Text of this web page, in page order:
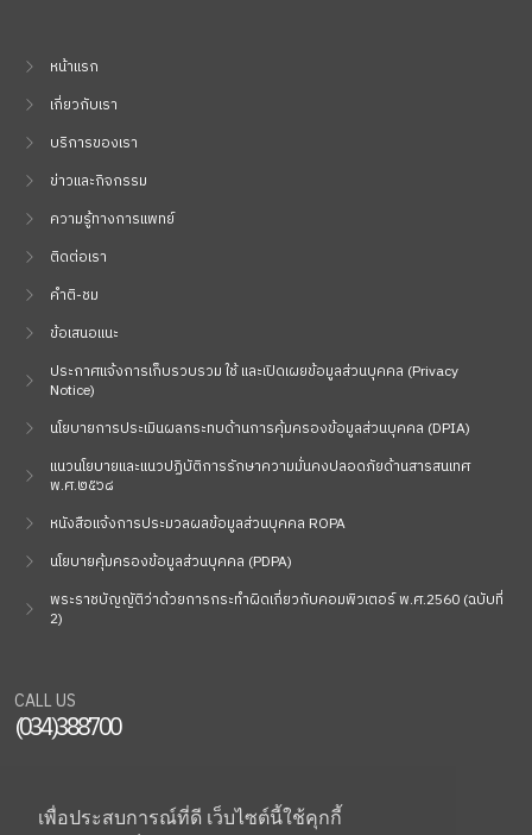
เพื่อประสบการณ์ที่ดี เว็บไซต์นี้ใช้คุกกี้
หน้าแรก
เกี่ยวกับเรา
บริการของเรา
ข่าวและกิจกรรม
ความรู้ทางการแพทย์
ติดต่อเรา
คำติ-ชม
ข้อเสนอแนะ
ประกาศแจ้งการเก็บรวบรวม ใช้ และเปิดเผยข้อมูลส่วนบุคคล (Privacy
Notice)
นโยบายการประเมินผลกระทบด้านการคุ้มครองข้อมูลส่วนบุคคล (DPIA)
แนวนโยบายและแนวปฏิบัติการรักษาความมั่นคงปลอดภัยด้านสารสนเทศ
พ.ศ.๒๕๖๘
หนังสือแจ้งการประมวลผลข้อมูลส่วนบุคคล ROPA
นโยบายคุ้มครองข้อมูลส่วนบุคคล (PDPA)
พระราชบัญญัติว่าด้วยการกระทำผิดเกี่ยวกับคอมพิวเตอร์ พ.ศ.2560 (ฉบับที่
2)
CALL US
(034)388700